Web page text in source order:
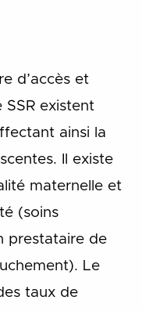
d’accès et
SSR existent
ainsi la
Il existe
maternelle et
(soins
prestataire de
Le
taux de